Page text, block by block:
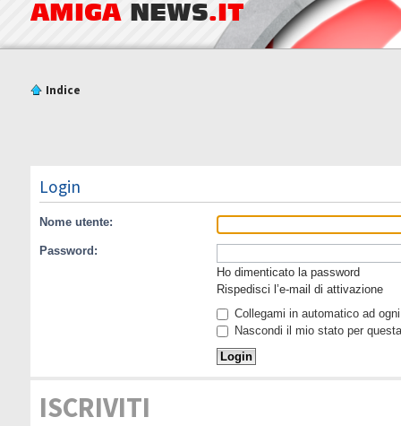
AMIGA NEWS.IT
Indice
Login
Nome utente:
Password:
Ho dimenticato la password
Rispedisci l’e-mail di attivazione
Collegami in automatico ad
Nascondi il mio stato per
ISCRIVITI